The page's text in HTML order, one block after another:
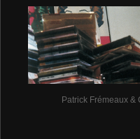
Patrick Frémeaux